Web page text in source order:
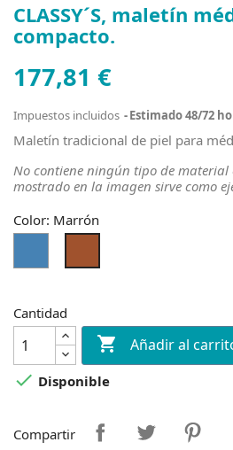
CLASSY´S, maletín
compacto.
177,81 €
Impuestos incluidos Estimado 48/72
Maletín tradicional de piel para
No contiene ningún tipo de material
mostrado en la imagen sirve como
Color: Marrón
Azul
Cantidad
 Añadir al
 Disponible
Compartir